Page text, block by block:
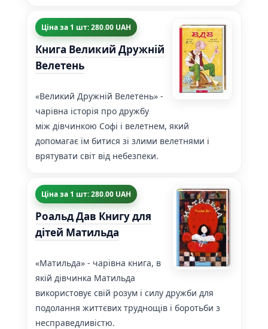
Ціна за 1 шт: 280.00 UAH
Книга Великий Дружній
Велетень
«Великий Дружній Велетень» -
чарівна історія про дружбу
між дівчинкою Софі і велетнем, який
допомагає їм битися зі злими велетнями і
врятувати світ від небезпеки.
Ціна за 1 шт: 280.00 UAH
Роальд Дав Книгу для
дітей Матильда
«Матильда» - чарівна книга, в
якій дівчинка Матильда
використовує свій розум і силу дружби для
подолання життєвих труднощів і боротьби з
несправедливістю.